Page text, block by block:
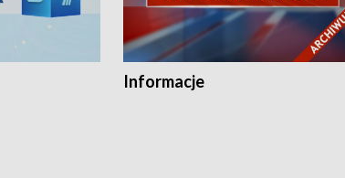
Informacje